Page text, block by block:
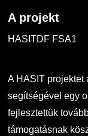
A projekt
HASITDF FSA1
A HASIT projektet
segítségével egy
fejlesztettük
támogatásnak